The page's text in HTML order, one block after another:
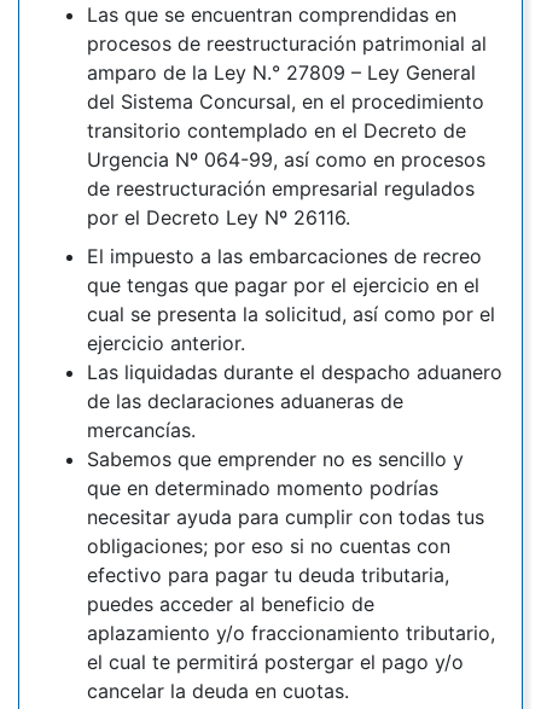
Las que se encuentran comprendidas en
procesos de reestructuración patrimonial al
amparo de la Ley N.° 27809 – Ley General
del Sistema Concursal, en el procedimiento
transitorio contemplado en el Decreto de
Urgencia Nº 064-99, así como en procesos
de reestructuración empresarial regulados
por el Decreto Ley Nº 26116.
El impuesto a las embarcaciones de recreo
que tengas que pagar por el ejercicio en el
cual se presenta la solicitud, así como por el
ejercicio anterior.
Las liquidadas durante el despacho aduanero
de las declaraciones aduaneras de
mercancías.
Sabemos que emprender no es sencillo y
que en determinado momento podrías
necesitar ayuda para cumplir con todas tus
obligaciones; por eso si no cuentas con
efectivo para pagar tu deuda tributaria,
puedes acceder al beneficio de
aplazamiento y/o fraccionamiento tributario,
el cual te permitirá postergar el pago y/o
cancelar la deuda en cuotas.